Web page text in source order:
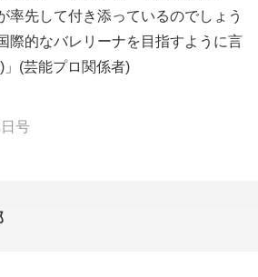
率先して付き添っているのでしょう
際的なバレリーナを目指すように言
」(芸能プロ関係者)
号